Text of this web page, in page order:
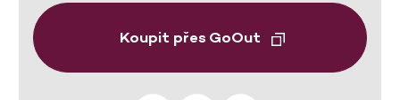
Koupit přes GoOut